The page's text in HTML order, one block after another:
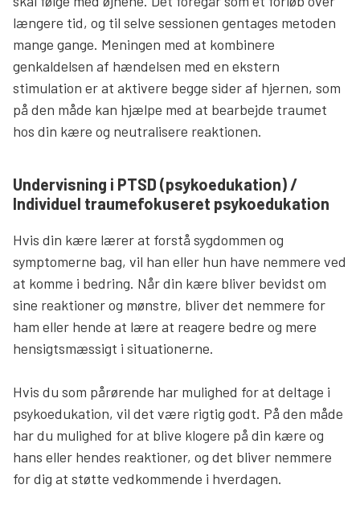
længere tid, og til selve sessionen gentages metoden
mange gange. Meningen med at kombinere
genkaldelsen af hændelsen med en ekstern
stimulation er at aktivere begge sider af hjernen, som
på den måde kan hjælpe med at bearbejde traumet
hos din kære og neutralisere reaktionen.
Undervisning i PTSD (psykoedukation) /
Individuel traumefokuseret psykoedukation
Hvis din kære lærer at forstå sygdommen og
symptomerne bag, vil han eller hun have nemmere ved
at komme i bedring. Når din kære bliver bevidst om
sine reaktioner og mønstre, bliver det nemmere for
ham eller hende at lære at reagere bedre og mere
hensigtsmæssigt i situationerne.
Hvis du som pårørende har mulighed for at deltage i
psykoedukation, vil det være rigtig godt. På den måde
har du mulighed for at blive klogere på din kære og
hans eller hendes reaktioner, og det bliver nemmere
for dig at støtte vedkommende i hverdagen.